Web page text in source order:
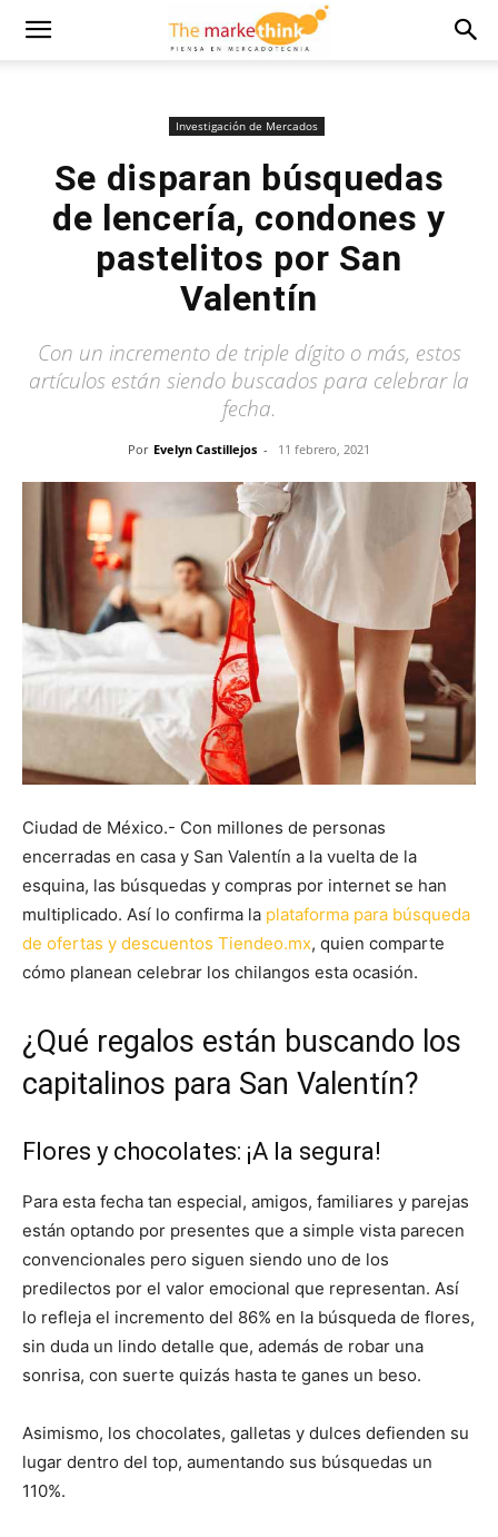
Investigación de Mercados
Se disparan búsquedas
de lencería, condones y
pastelitos por San
Valentín
Con un incremento de triple dígito o más, estos
artículos están siendo buscados para celebrar la
fecha.
Por Evelyn Castillejos - 11 febrero, 2021
Ciudad de México.- Con millones de personas
encerradas en casa y San Valentín a la vuelta de la
esquina, las búsquedas y compras por internet se han
multiplicado. Así lo confirma la plataforma para búsqueda
de ofertas y descuentos Tiendeo.mx, quien comparte
cómo planean celebrar los chilangos esta ocasión.
¿Qué regalos están buscando los
capitalinos para San Valentín?
Flores y chocolates: ¡A la segura!
Para esta fecha tan especial, amigos, familiares y parejas
están optando por presentes que a simple vista parecen
convencionales pero siguen siendo uno de los
predilectos por el valor emocional que representan. Así
lo refleja el incremento del 86% en la búsqueda de flores,
sin duda un lindo detalle que, además de robar una
sonrisa, con suerte quizás hasta te ganes un beso.
Asimismo, los chocolates, galletas y dulces defienden su
lugar dentro del top, aumentando sus búsquedas un
110%.